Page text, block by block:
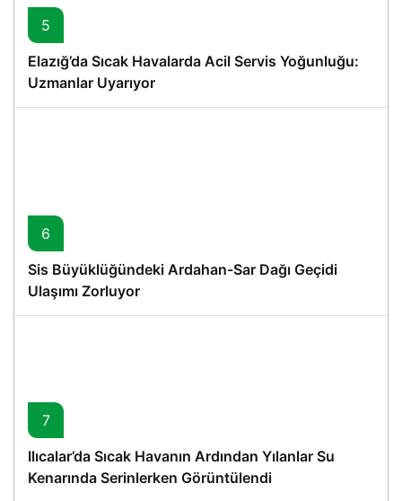
5
Elazığ’da Sıcak Havalarda Acil Servis Yoğunluğu:
Uzmanlar Uyarıyor
6
Sis Büyüklüğündeki Ardahan-Sar Dağı Geçidi
Ulaşımı Zorluyor
7
Ilıcalar’da Sıcak Havanın Ardından Yılanlar Su
Kenarında Serinlerken Görüntülendi